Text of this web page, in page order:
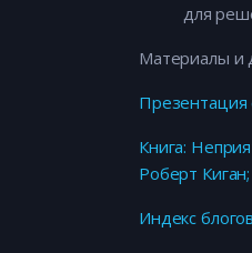
для
Материалы и
Презентация
Книга:
Роберт
Индекс